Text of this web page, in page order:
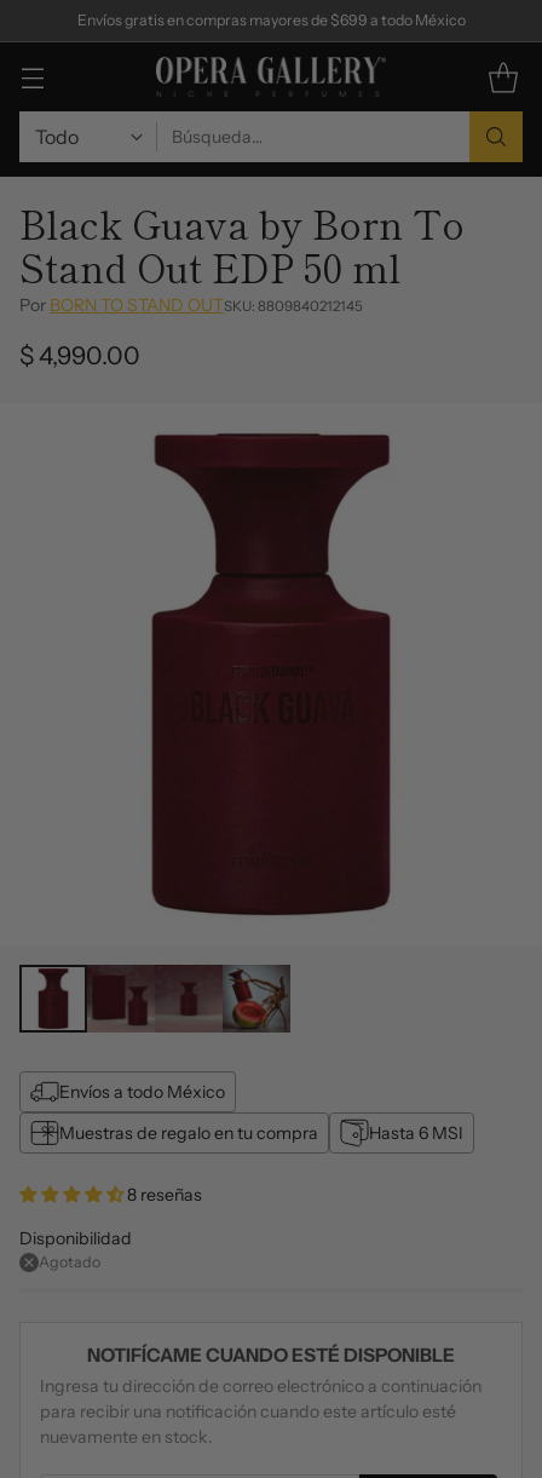
Búsqueda…
Envíos gratis en compras mayores de $699 a todo México
Black Guava by Born To
Stand Out EDP 50 ml
Por BORN TO STAND OUTSKU: 8809840212145
Precio
$ 4,990.00
Envíos a todo México
Muestras de regalo en tu compra
Hasta 6 MSI
8 reseñas
Disponibilidad
Agotado
NOTIFÍCAME CUANDO ESTÉ DISPONIBLE
Ingresa tu dirección de correo electrónico a continuación
para recibir una notificación cuando este artículo esté
nuevamente en stock.